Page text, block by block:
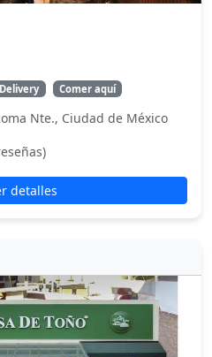
Delivery Comer aquí
Nte., Ciudad de México
detalles